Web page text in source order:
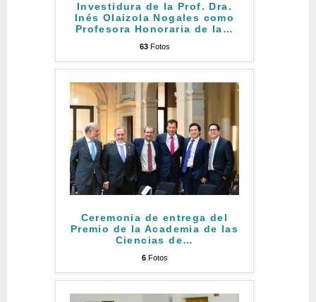
Investidura de la Prof. Dra.
Inés Olaizola Nogales como
Profesora Honoraria de la…
63Fotos
Ceremonia de entrega del
Premio de la Academia de las
Ciencias de…
6Fotos